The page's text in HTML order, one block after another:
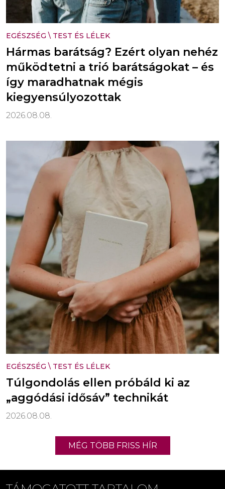
EGÉSZSÉG \ TEST ÉS LÉLEK
Hármas barátság? Ezért olyan nehéz
működtetni a trió barátságokat – és
így maradhatnak mégis
kiegyensúlyozottak
2026.08.08.
EGÉSZSÉG \ TEST ÉS LÉLEK
Túlgondolás ellen próbáld ki az
„aggódási idősáv” technikát
2026.08.08.
MÉG TÖBB FRISS HÍR